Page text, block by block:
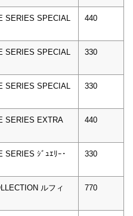
SERIES SPECIAL
440
SERIES SPECIAL
330
SERIES SPECIAL
330
SERIES EXTRA
440
SERIES ｼﾞｭｴﾘｰ･
330
ルフィ
770